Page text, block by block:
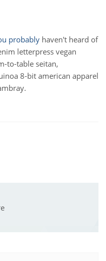
probably haven't heard of
letterpress vegan
to-table seitan,
8-bit american apparel